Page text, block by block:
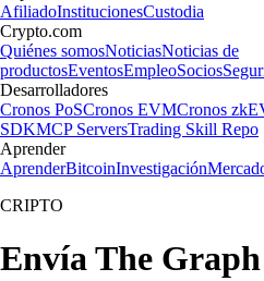
AfiliadoInstitucionesCustodia
Crypto.com
Quiénes somosNoticiasNoticias de
productosEventosEmpleoSocios
Desarrolladores
Cronos PoSCronos EVMCronos
SDKMCP ServersTrading Skill Repo
Aprender
AprenderBitcoinInvestigación
CRIPTO
Envía The